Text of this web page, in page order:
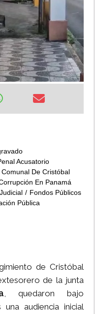
Acusatorio
De Cristóbal
En Panamá
Fondos Públicos
Pública
de Cristóbal
de la junta
, quedaron bajo
audiencia inicial